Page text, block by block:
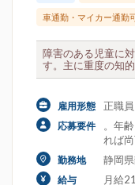
車通勤・マイカー通勤
障害のある児童に
す。主に重度の知
雇用形態 正職員
応募要件
。年
れば
勤務地 静岡
給与 月給